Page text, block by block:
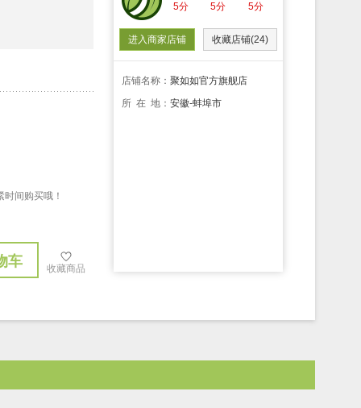
间购买哦！
车 收藏商品
5分 5分 5分
进入商家店铺 收藏店铺(24)
店铺名称： 聚如如官方旗舰店
所 在 地： 安徽-蚌埠市